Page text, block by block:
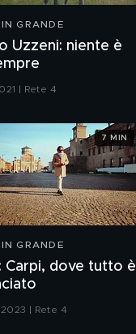
GRANDE
Uzzeni: niente è
| Rete 4
GRANDE
Carpi, dove tutto è
| Rete 4
7 MIN